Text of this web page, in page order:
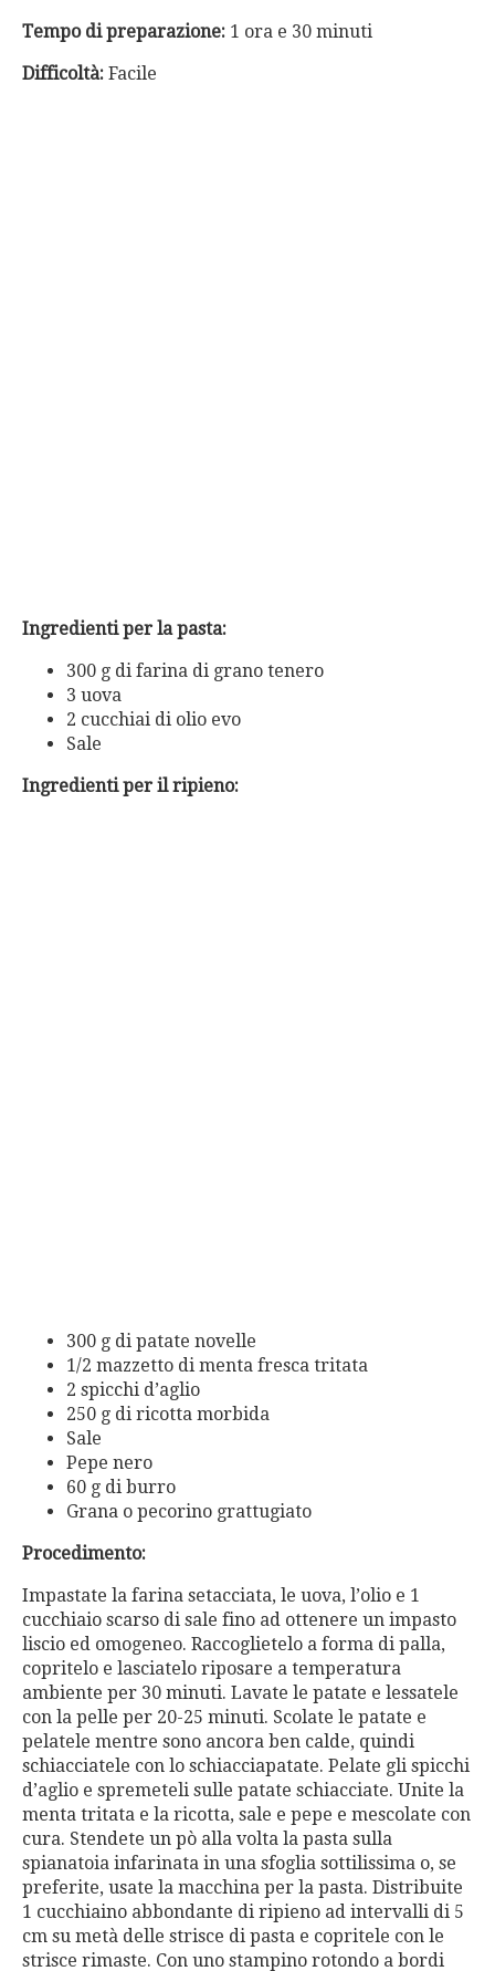
Tempo di preparazione: 1 ora e 30 minuti
Difficoltà: Facile
Ingredienti per la pasta:
300 g di farina di grano tenero
3 uova
2 cucchiai di olio evo
Sale
Ingredienti per il ripieno:
300 g di patate novelle
1/2 mazzetto di menta fresca tritata
2 spicchi d’aglio
250 g di ricotta morbida
Sale
Pepe nero
60 g di burro
Grana o pecorino grattugiato
Procedimento:
Impastate la farina setacciata, le uova, l’olio e 1
cucchiaio scarso di sale fino ad ottenere un impasto
liscio ed omogeneo. Raccoglietelo a forma di palla,
copritelo e lasciatelo riposare a temperatura
ambiente per 30 minuti. Lavate le patate e lessatele
con la pelle per 20-25 minuti. Scolate le patate e
pelatele mentre sono ancora ben calde, quindi
schiacciatele con lo schiacciapatate. Pelate gli spicchi
d’aglio e spremeteli sulle patate schiacciate. Unite la
menta tritata e la ricotta, sale e pepe e mescolate con
cura. Stendete un pò alla volta la pasta sulla
spianatoia infarinata in una sfoglia sottilissima o, se
preferite, usate la macchina per la pasta. Distribuite
1 cucchiaino abbondante di ripieno ad intervalli di 5
cm su metà delle strisce di pasta e copritele con le
strisce rimaste. Con uno stampino rotondo a bordi